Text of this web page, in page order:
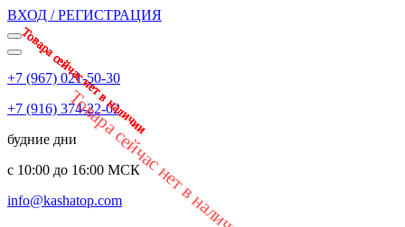
ВХОД / РЕГИСТРАЦИЯ
+7 (967) 021-50-30
+7 (916) 374-22-02
будние дни
с 10:00 до 16:00 МСК
info@kashatop.comТовара сейчас нет в наличии
Товара сейчас нет в наличии
Товара сейчас нет в наличии
Товара сейчас нет в наличии
Товара сейчас нет в наличии
Товара сейчас нет в наличии
Товара сейчас нет в наличии
Товара сейчас нет в наличии